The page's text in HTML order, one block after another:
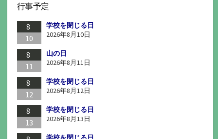
行事予定
8
10
学校を閉じる日
2026年8月10日
8
11
山の日
2026年8月11日
8
12
学校を閉じる日
2026年8月12日
8
13
学校を閉じる日
2026年8月13日